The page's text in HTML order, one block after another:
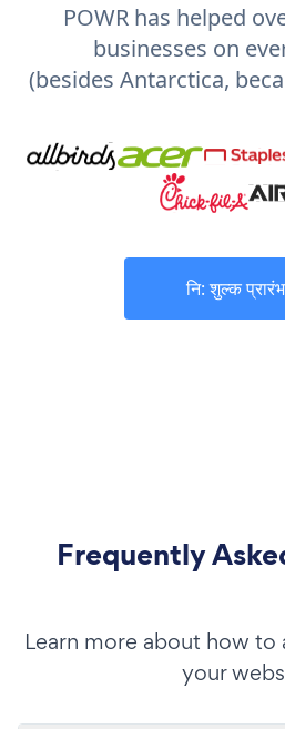
POWR has helped
businesses on
(besides Antarctica,
नि: शुल्क
Frequently
Learn more about how to
your